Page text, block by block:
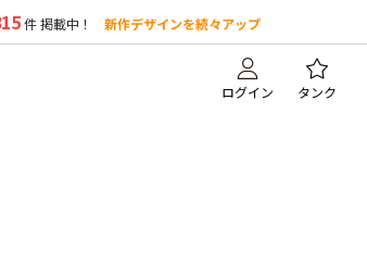
件 掲載中！ 新作デザインを続々アップ
ログイン タンク